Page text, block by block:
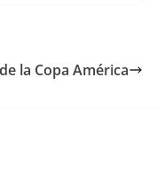
la Copa América